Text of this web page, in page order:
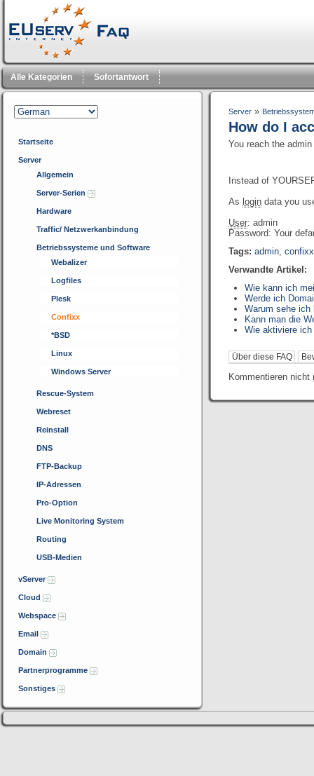
Alle Kategorien Sofortantwort
Startseite
Server
Allgemein
Server-Serien
Hardware
Traffic/ Netzwerkanbindung
Betriebssysteme und Software
Webalizer
Logfiles
Plesk
Confixx
*BSD
Linux
Windows Server
Rescue-System
Webreset
Reinstall
DNS
FTP-Backup
IP-Adressen
Pro-Option
Live Monitoring System
Routing
USB-Medien
vServer
Cloud
Webspace
Email
Domain
Partnerprogramme
Sonstiges
Server »
How do I
You reach the
Instead of
As login data you
User: admin
Password: Your
Tags: admin, confixx
Verwandte Artikel:
Wie kann ich
Werde ich
Warum sehe
Kann man die
Wie aktiviere
Über diese FAQ
Kommentieren nicht